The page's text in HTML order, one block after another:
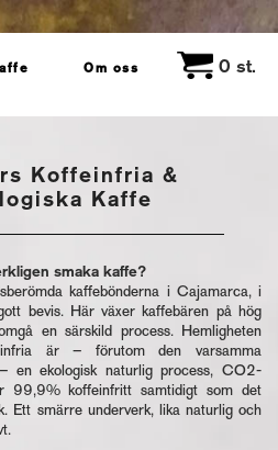
Om oss 0 st.
Koffeinfria &
Kaffe
smaka kaffe?
kaffebönderna i Cajamarca, i
bevis. Här växer kaffebären på hög
en särskild process. Hemligheten
är – förutom den varsamma
en ekologisk naturlig process, CO2-
99,9% koffeinfritt samtidigt som det
Ett smärre underverk, lika naturlig och